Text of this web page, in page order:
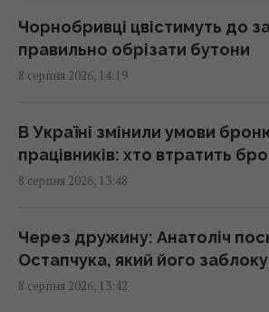
14:00 субота, 08 серпня 2026
5 звичок, які видають
13:57 субота, 08 серпня 2026
Чому коти влаштовують нічні
поведінку
13:53 субота, 08 серпня 2026
Чорнобривці цвістимуть до
правильно обрізати бутони
8 серпня 2026, 14:19
В Україні змінили умови
працівників: хто втратить
8 серпня 2026, 13:48
Через дружину: Анатоліч
Остапчука, який його
8 серпня 2026, 13:42